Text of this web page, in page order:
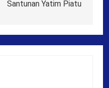
Santunan Yatim Piatu